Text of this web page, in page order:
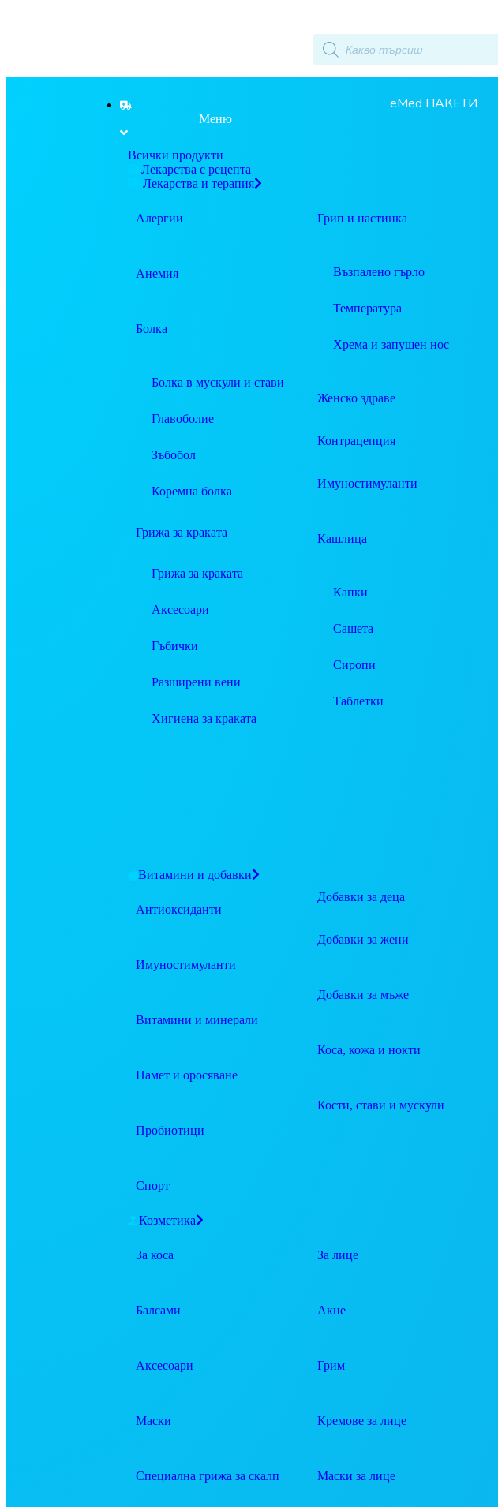
Меню
Всички продукти
Лекарства с рецепта
Лекарства и терапия
Алергии
Анемия
Болка
Болка в мускули и стави
Главоболие
Зъбобол
Коремна болка
Грижа за краката
Грижа за краката
Аксесоари
Гъбички
Разширени вени
Хигиена за краката
Грип и настинка
Възпалено гърло
Температура
Хрема и запушен нос
Женско здраве
Контрацепция
Имуностимуланти
Кашлица
Капки
Сашета
Сиропи
Таблетки
Витамини и добавки
Антиоксиданти
Имуностимуланти
Витамини и минерали
Памет и оросяване
Пробиотици
Спорт
Добавки за деца
Добавки за жени
Добавки за мъже
Коса, кожа и нокти
Кости, стави и мускули
Козметика
За коса
Балсами
Аксесоари
Маски
Специална грижа за скалп
За лице
Акне
Грим
Кремове за лице
Маски за лице
eMed ПАКЕТИ